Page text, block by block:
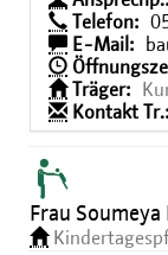
Telefon:
E-Mail:
Träger:
Kontakt Tr.:
Frau Soumeya